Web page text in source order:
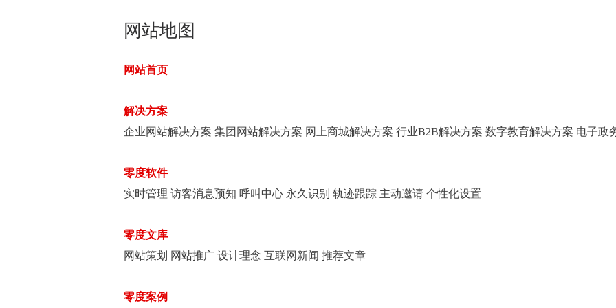
网站地图
网站首页
解决方案
企业网站解决方案 集团网站解决方案 网上商城解决方案 行业B2B解决方案 数字教育解决方案 电子政
零度软件
实时管理 访客消息预知 呼叫中心 永久识别 轨迹跟踪 主动邀请 个性化设置
零度文库
网站策划 网站推广 设计理念 互联网新闻 推荐文章
零度案例